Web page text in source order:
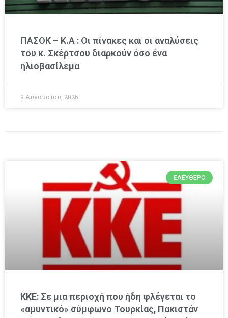
ΠΑΣΟΚ – Κ.Α : Οι πίνακες και οι αναλύσεις
του κ. Σκέρτσου διαρκούν όσο ένα
ηλιοβασίλεμα
9 Αυγούστου, 2026
ΕΛΕΎΘΕΡΟ
ΚΚΕ: Σε μια περιοχή που ήδη φλέγεται το
«αμυντικό» σύμφωνο Τουρκίας, Πακιστάν